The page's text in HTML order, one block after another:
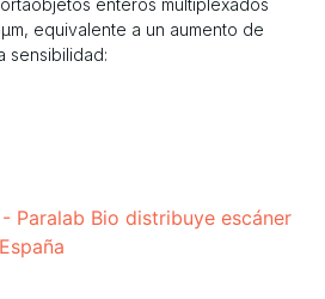
enteros multiplexados
equivalente a un aumento de
sensibilidad: